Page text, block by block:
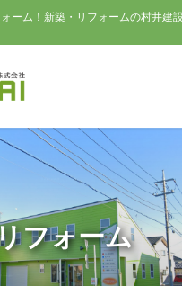
ーム！新築・リフォームの村井建
フォーム